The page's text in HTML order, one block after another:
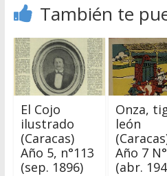
También te
El Cojo
ilustrado
(Caracas)
Año 5, n°113
(sep. 1896)
Onza,
león
Año 7
(abr.